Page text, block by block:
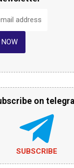
NOW
on
SUBSCRIBE